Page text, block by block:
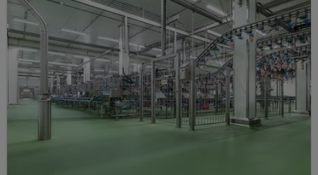
leverer et komplett sortiment av produkter og systemer
innen vanntetting. Dette kan tilpasses spesifikke behov og
krav fra byggherrer, arkitekter, rådgivere og entreprenører
på byggeplassen.